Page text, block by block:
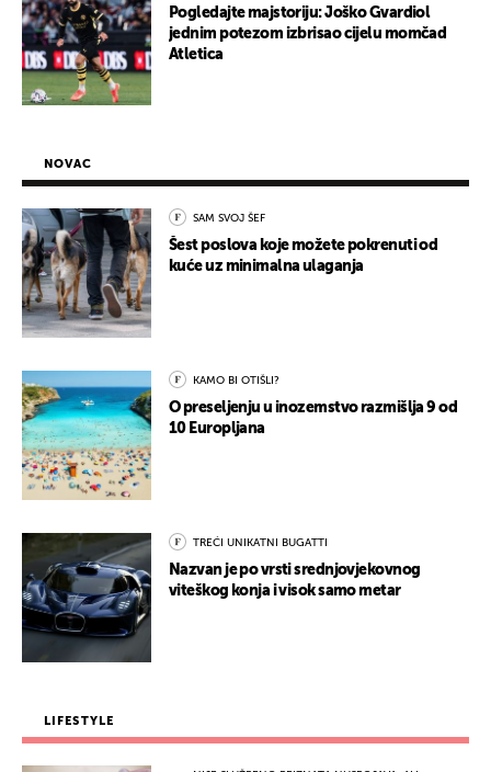
Pogledajte majstoriju: Joško Gvardiol
jednim potezom izbrisao cijelu momčad
Atletica
NOVAC
SAM SVOJ ŠEF
Šest poslova koje možete pokrenuti od
kuće uz minimalna ulaganja
KAMO BI OTIŠLI?
O preseljenju u inozemstvo razmišlja 9 od
10 Europljana
TREĆI UNIKATNI BUGATTI
Nazvan je po vrsti srednjovjekovnog
viteškog konja i visok samo metar
LIFESTYLE